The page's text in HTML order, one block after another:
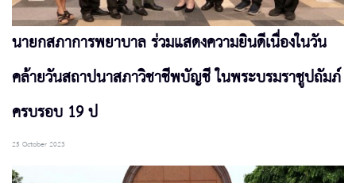
นายกสภาการพยาบาล ร่วมแสดงความยินดีเนื่องในวัน
คล้ายวันสถาปนาสภาวิชาชีพบัญชี ในพระบรมราชูปถัมภ์
ครบรอบ 19 ป
25 October 2023